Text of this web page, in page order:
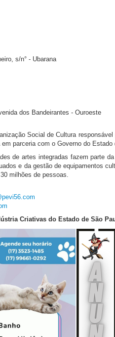
s/n° - Ubarana
dos Bandeirantes - Ouroeste
Social de Cultura
parceria com o Governo do
de artes integradas fazem parte
e da gestão de equipamentos
milhões de pessoas.
Criativas do Estado de São